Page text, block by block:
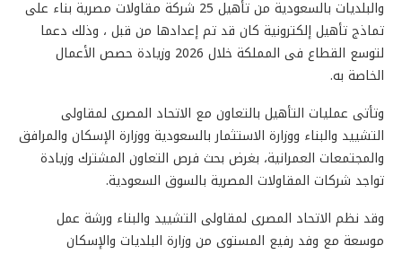
والبلديات بالسعودية من تأهيل 25 شركة مقاولات مصرية بناء على
تماذج تأهيل إلكترونية كان قد تم إعدادها من قبل ، وذلك دعما
لتوسع القطاع فى المملكة خلال 2026 وزيادة حصص الأعمال
الخاصة به.
وتأتى عمليات التأهيل بالتعاون مع الاتحاد المصرى لمقاولى
التشييد والبناء ووزارة الاستثمار بالسعودية ووزارة الإسكان والمرافق
والمجتمعات العمرانية، بغرض بحث فرص التعاون المشترك وزيادة
تواجد شركات المقاولات المصرية بالسوق السعودية.
وقد نظم الاتحاد المصرى لمقاولى التشييد والبناء ورشة عمل
موسعة مع وفد رفيع المستوى من وزارة البلديات والإسكان